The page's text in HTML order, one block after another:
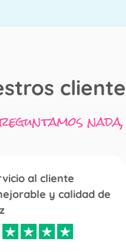
al cliente
y calidad de